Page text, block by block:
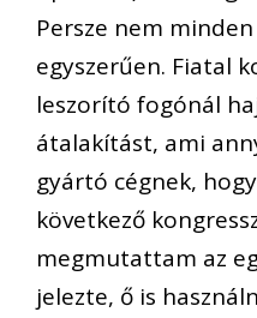
Persze nem
egyszerűen. Fiatal
leszorító fogónál
átalakítást, ami
gyártó cégnek,
következő
megmutattam az
jelezte, ő is